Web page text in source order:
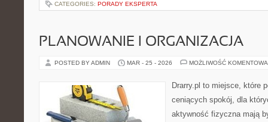
CATEGORIES: PORADY EKSPERTA
PLANOWANIE I ORGANIZACJA
POSTED BY ADMIN MAR - 25 - 2026 MOŻLIWOŚĆ
Drarry.pl to miejsce, które
ceniących spokój, dla
aktywność fizyczna mają